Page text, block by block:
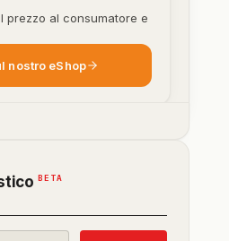
prezzo al consumatore e
nostro eShop
BETA
beta)